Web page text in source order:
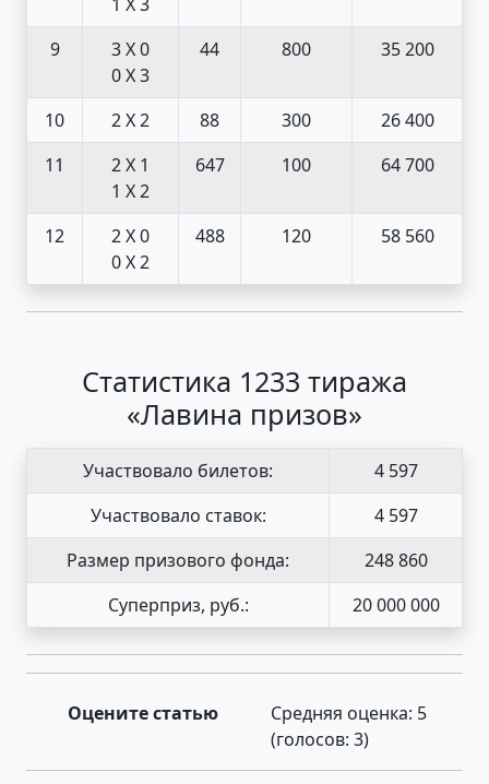
9
3 X 0
0 X 3
44 800 35 200
10 2 X 2 88 300
26 400
11
2 X 1
1 X 2
647 100 64 700
12
2 X 0
0 X 2
488 120 58 560
Статистика 1233 тиража
«Лавина призов»
Участвовало билетов:
4 597
Участвовало ставок:
4 597
Размер призового фонда:
248 860
Суперприз, руб.:
20 000 000
Оцените статью Средняя оценка: 5
(голосов: 3)